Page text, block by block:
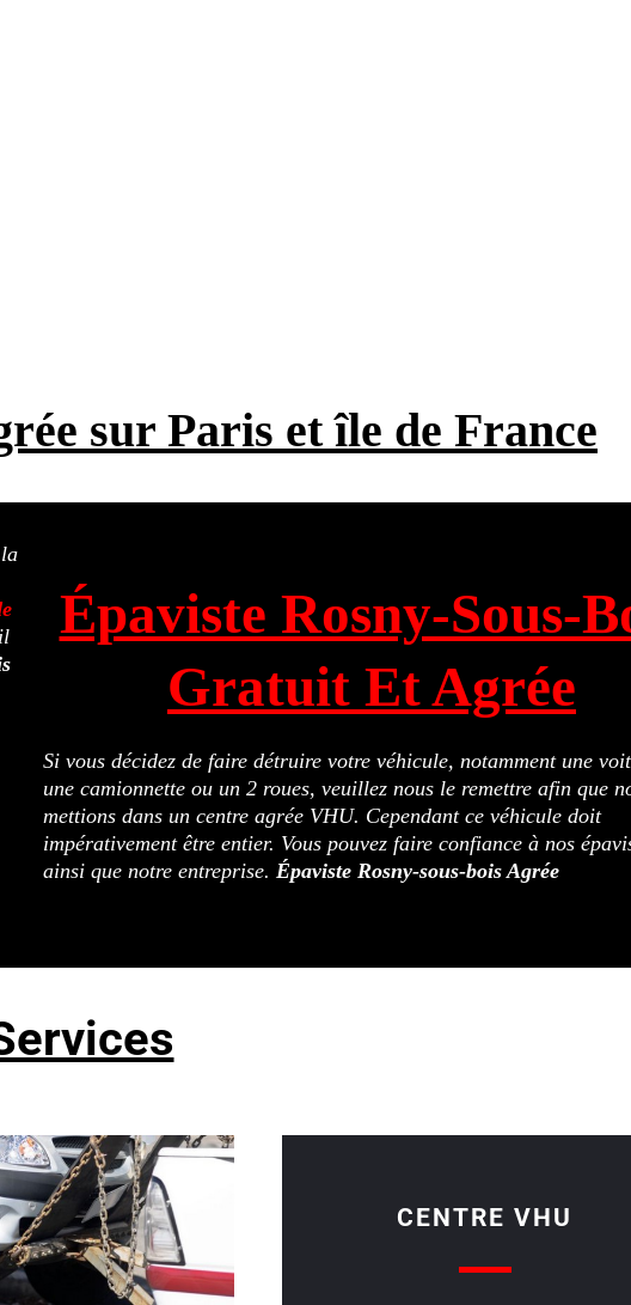
sur Paris et île de France
Épaviste Rosny-Sous-
Gratuit Et Agrée
Si vous décidez de faire détruire votre véhicule, notamment une
une camionnette ou un 2 roues, veuillez nous le remettre afin que
mettions dans un centre agrée VHU. Cependant ce véhicule doit
impérativement être entier. Vous pouvez faire confiance à nos
ainsi que notre entreprise. Épaviste Rosny-sous-bois Agrée
CENTRE VHU